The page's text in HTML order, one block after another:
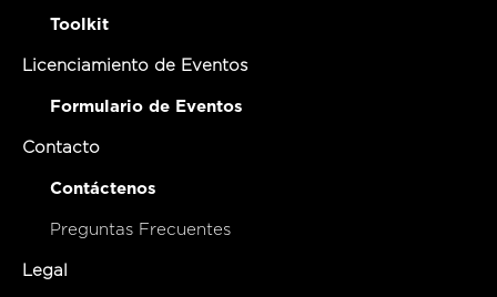
Toolkit
Licenciamiento de Eventos
Formulario de Eventos
Contacto
Contáctenos
Preguntas Frecuentes
Legal